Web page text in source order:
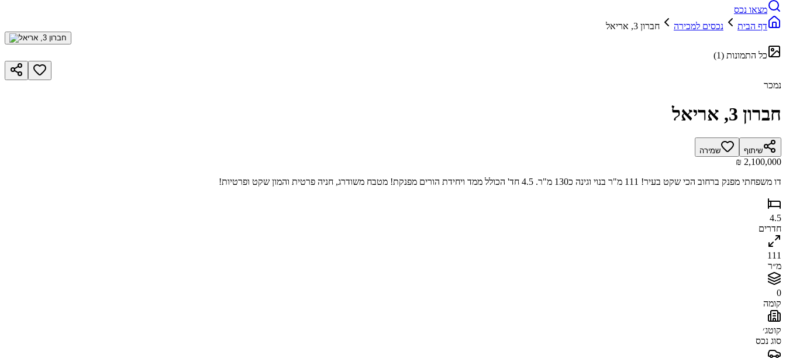
מצאו נכס
דף הבית
נכסים למכירה חברון 3, אריאל
כל התמונות (
1
)
נמכר
חברון 3, אריאל
שיתוף שמירה
דו משפחתי מפנק ברחוב הכי שקט בעיר! 111 מ"ר בנוי וגינה כ130 מ"ר. 4.5 חד' הכולל ממד ויחידת הורים מפנקת! מטבח משודרג, חניה פרטית והמון שקט ופרטיות!
4.5
חדרים
111
מ״ר
0
קומה
קוטג׳
סוג נכס